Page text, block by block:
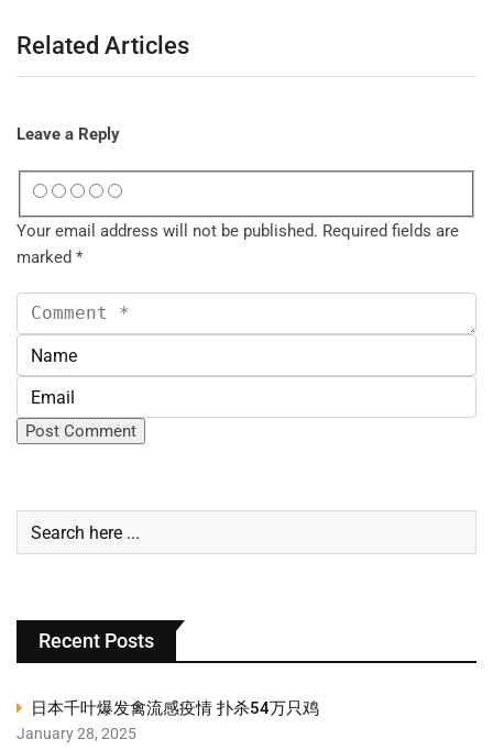
Related Articles
Leave a Reply
Your email address will not be published. Required fields are
marked *
Recent Posts
日本千叶爆发禽流感疫情 扑杀54万只鸡
January 28, 2025